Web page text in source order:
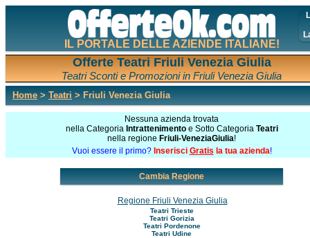
IL PORTALE DELLE AZIENDE ITALIANE!
Offerte Teatri Friuli Venezia Giulia
Teatri Sconti e Promozioni in Friuli Venezia Giulia
Home > Teatri > Friuli Venezia Giulia
Nessuna azienda trovata
nella Categoria Intrattenimentoe Sotto Categoria Teatri
nella regione Friuli-VeneziaGiulia!
Vuoi essere il primo? Inserisci Gratis la tua azienda!
Cambia Regione
Regione Friuli Venezia Giulia
Teatri Trieste
Teatri Gorizia
Teatri Pordenone
Teatri Udine